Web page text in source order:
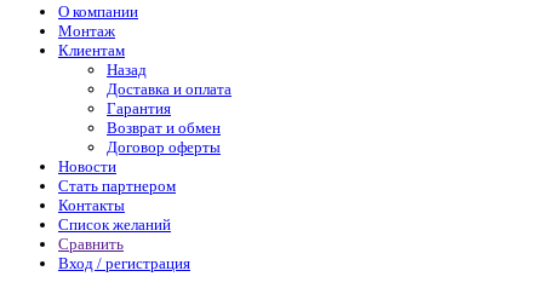
О компании
Монтаж
Клиентам
Назад
Доставка и оплата
Гарантия
Возврат и обмен
Договор оферты
Новости
Стать партнером
Контакты
Список желаний
Сравнить
Вход / регистрация